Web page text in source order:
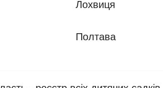
Лохвиця
Полтава